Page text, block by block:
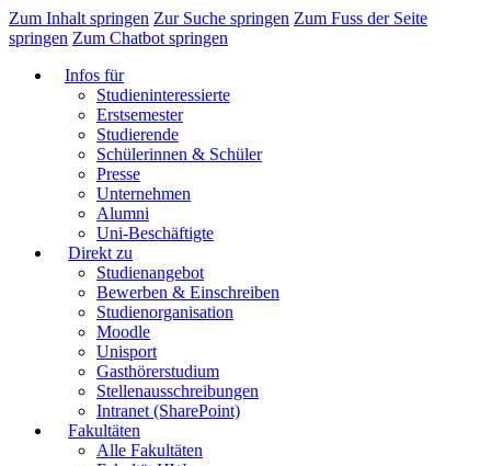
Zum Inhalt springen Zur Suche springen Zum Fuss der Seite
springen Zum Chatbot springen
Infos für
Studieninteressierte
Erstsemester
Studierende
Schülerinnen & Schüler
Presse
Unternehmen
Alumni
Uni-Beschäftigte
Direkt zu
Studienangebot
Bewerben & Einschreiben
Studienorganisation
Moodle
Unisport
Gasthörerstudium
Stellenausschreibungen
Intranet (SharePoint)
Fakultäten
Alle Fakultäten